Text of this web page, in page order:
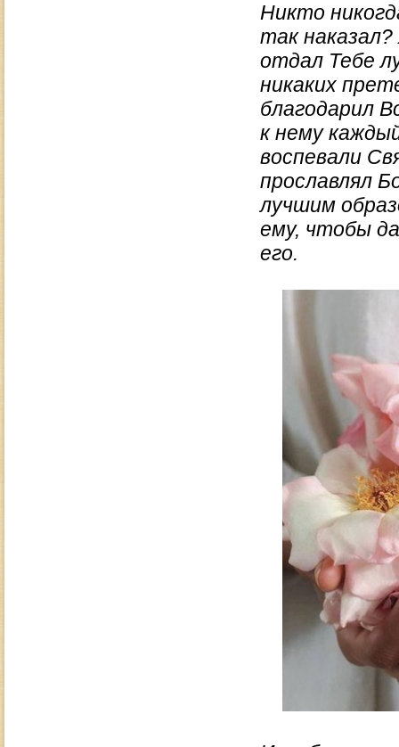
Никто
так
отдал Тебе
никаких
благодарил
к нему
воспевали
прославлял
лучшим
ему, чтобы
его.